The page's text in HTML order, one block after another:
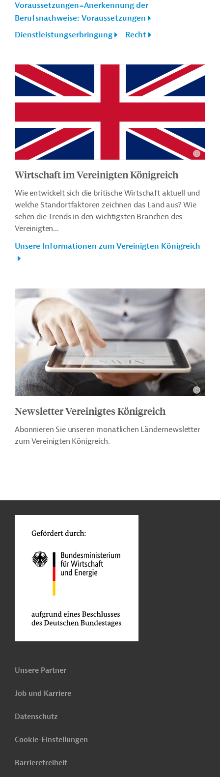
Voraussetzungen=Anerkennung der
Berufsnachweise: Voraussetzungen
Dienstleistungserbringung
Recht
Wirtschaft im Vereinigten Königreich
Wie entwickelt sich die britische Wirtschaft aktuell und
welche Standortfaktoren zeichnen das Land aus? Wie
sehen die Trends in den wichtigsten Branchen des
Vereinigten...
Unsere Informationen zum Vereinigten Königreich
Newsletter Vereinigtes Königreich
Abonnieren Sie unseren monatlichen Ländernewsletter
zum Vereinigten Königreich.
Unsere Partner
Job und Karriere
Datenschutz
Cookie-Einstellungen
Barrierefreiheit